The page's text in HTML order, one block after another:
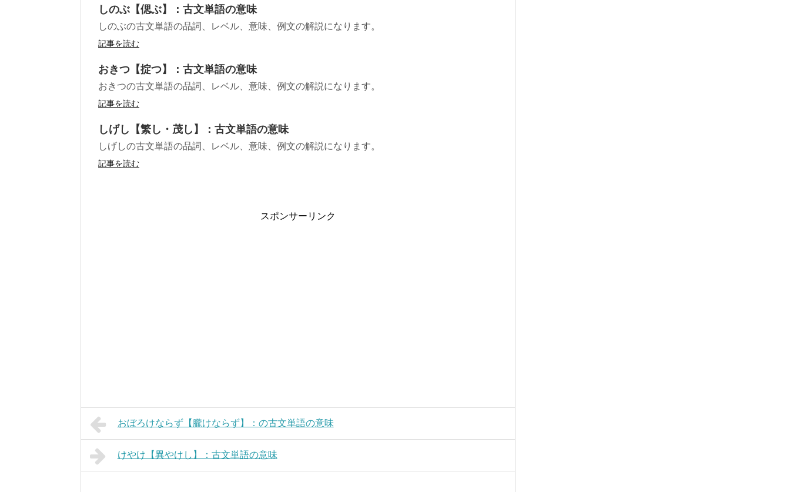
しのぶ【偲ぶ】：古文単語の意味
しのぶの古文単語の品詞、レベル、意味、例文の解説になります。
記事を読む
おきつ【掟つ】：古文単語の意味
おきつの古文単語の品詞、レベル、意味、例文の解説になります。
記事を読む
しげし【繁し・茂し】：古文単語の意味
しげしの古文単語の品詞、レベル、意味、例文の解説になります。
記事を読む
スポンサーリンク
おぼろけならず【朧けならず】：の古文単語の意味
けやけ【異やけし】：古文単語の意味